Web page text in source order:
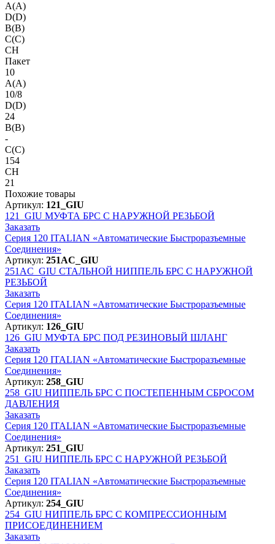
A(A)
D(D)
B(B)
C(C)
CH
Пакет
10
A(A)
10/8
D(D)
24
B(B)
-
C(C)
154
CH
21
Похожие товары
Артикул: 121_GIU
121_GIU МУФТА БРС С НАРУЖНОЙ РЕЗЬБОЙ
Заказать
Серия 120 ITALIAN «Автоматические Быстроразъемные
Соединения»
Артикул: 251AC_GIU
251AC_GIU СТАЛЬНОЙ НИППЕЛЬ БРС С НАРУЖНОЙ
РЕЗЬБОЙ
Заказать
Серия 120 ITALIAN «Автоматические Быстроразъемные
Соединения»
Артикул: 126_GIU
126_GIU МУФТА БРС ПОД РЕЗИНОВЫЙ ШЛАНГ
Заказать
Серия 120 ITALIAN «Автоматические Быстроразъемные
Соединения»
Артикул: 258_GIU
258_GIU НИППЕЛЬ БРС С ПОСТЕПЕННЫМ СБРОСОМ
ДАВЛЕНИЯ
Заказать
Серия 120 ITALIAN «Автоматические Быстроразъемные
Соединения»
Артикул: 251_GIU
251_GIU НИППЕЛЬ БРС С НАРУЖНОЙ РЕЗЬБОЙ
Заказать
Серия 120 ITALIAN «Автоматические Быстроразъемные
Соединения»
Артикул: 254_GIU
254_GIU НИППЕЛЬ БРС С КОМПРЕССИОННЫМ
ПРИСОЕДИНЕНИЕМ
Заказать